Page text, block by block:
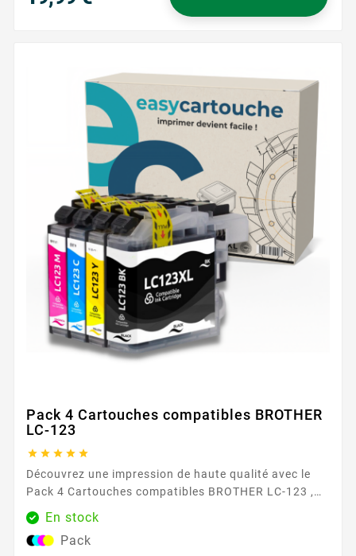
Pack 4 Cartouches compatibles BROTHER
LC-123
    
Découvrez une impression de haute qualité avec le
Pack 4 Cartouches compatibles BROTHER LC-123 ,
conçu pour répondre efficacement à tous vos besoins
d'impression. Chez Easycartouche, nous comprenons
l'importance de solutions fiables et économiques
En stock
Pack